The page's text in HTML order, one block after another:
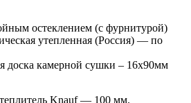
остеклением (с фурнитурой)
утепленная (Россия) — по
доска камерной сушки – 16х90мм
Knauf — 100 мм.